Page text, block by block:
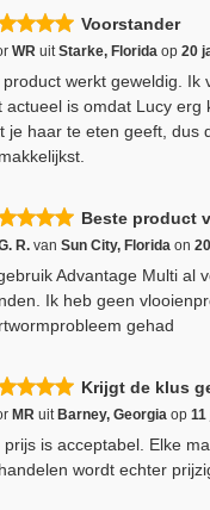
Voorstander
WR uitStarke, Florida op 20
product werkt geweldig. Ik
actueel is omdat Lucy erg
je haar te eten geeft, dus
Beste product
R. van Sun City, Florida on
Advantage Multi al
Ik heb geen
gehad
Krijgt de klus
MR uit Barney, Georgia op 11
prijs is acceptabel. Elke
wordt echter